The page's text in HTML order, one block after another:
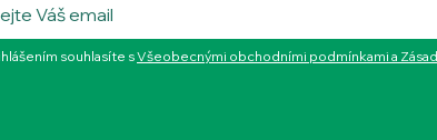
souhlasíte sVšeobecnými obchodními podmínkami a